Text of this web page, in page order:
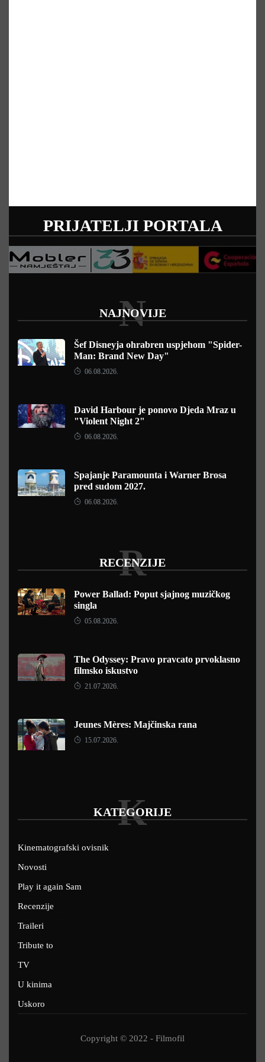
PRIJATELJI PORTALA
NAJNOVIJE
N
Šef Disneyja ohrabren uspjehom "Spider-
Man: Brand New Day"
06.08.2026.
David Harbour je ponovo Djeda Mraz u
"Violent Night 2"
06.08.2026.
Spajanje Paramounta i Warner Brosa
pred sudom 2027.
06.08.2026.
RECENZIJE
R
Power Ballad: Poput sjajnog muzičkog
singla
05.08.2026.
The Odyssey: Pravo pravcato prvoklasno
filmsko iskustvo
21.07.2026.
Jeunes Mères: Majčinska rana
15.07.2026.
KATEGORIJE
K
Kinematografski ovisnik
Novosti
Play it again Sam
Recenzije
Traileri
Tribute to
TV
U kinima
Uskoro
Copyright © 2022 - Filmofil